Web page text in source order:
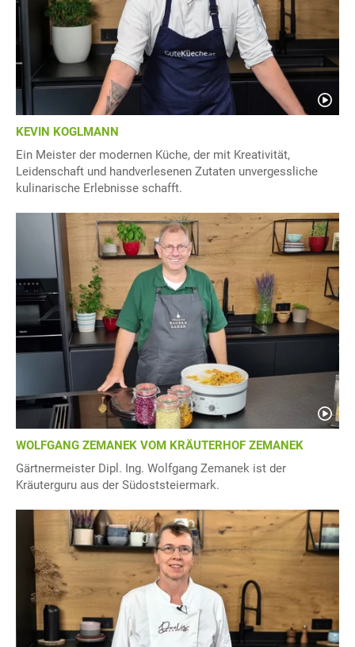
KEVIN KOGLMANN
Ein Meister der modernen Küche, der mit Kreativität,
Leidenschaft und handverlesenen Zutaten unvergessliche
kulinarische Erlebnisse schafft.
WOLFGANG ZEMANEK VOM KRÄUTERHOF ZEMANEK
Gärtnermeister Dipl. Ing. Wolfgang Zemanek ist der
Kräuterguru aus der Südoststeiermark.